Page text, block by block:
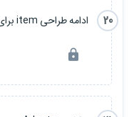
20 ادامه طراحی item برای model